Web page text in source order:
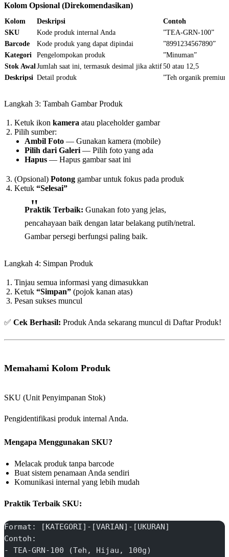
Kolom Opsional (Direkomendasikan)
Kolom Deskripsi
Contoh
SKU
Kode produk internal Anda
”TEA-GRN-100”
Barcode
Kode produk yang dapat dipindai
”8991234567890”
Kategori
Pengelompokan produk
”Minuman”
Stok AwalJumlah saat ini, termasuk desimal jika aktif50 atau 12,5
Deskripsi Detail produk ”Teh organik
Langkah 3: Tambah Gambar Produk
Ketuk ikon kamera atau placeholder gambar
Pilih sumber:
Ambil Foto — Gunakan kamera (mobile)
Pilih dari Galeri— Pilih foto yang ada
Hapus — Hapus gambar saat ini
(Opsional) Potong gambar untuk fokus pada produk
Ketuk “Selesai”
Praktik Terbaik: Gunakan foto yang jelas,
pencahayaan baik dengan latar belakang putih/netral.
Gambar persegi berfungsi paling baik.
Langkah 4: Simpan Produk
Tinjau semua informasi yang dimasukkan
Ketuk “Simpan” (pojok kanan atas)
Pesan sukses muncul
✅ Cek Berhasil: Produk Anda sekarang muncul di Daftar Produk!
Memahami Kolom Produk
SKU (Unit Penyimpanan Stok)
Pengidentifikasi produk internal Anda.
Mengapa Menggunakan SKU?
Melacak produk tanpa barcode
Buat sistem penamaan Anda sendiri
Komunikasi internal yang lebih mudah
Praktik Terbaik SKU:
Format: [KATEGORI]-[VARIAN]-[UKURAN]
Contoh:
- TEA-GRN-100 (Teh, Hijau, 100g)